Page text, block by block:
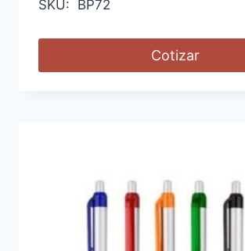
SKU: BP72
Cotizar